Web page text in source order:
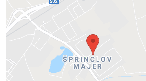
Externý obsah je blokovaný
Prajete si načítať externý obsah?
Povoliť tentokrát